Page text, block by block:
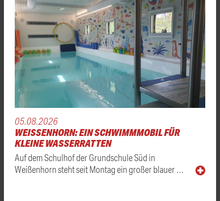
05.08.2026
WEISSENHORN: EIN SCHWIMMMOBIL FÜR K
LEINE WASSERRATTEN
Auf dem Schulhof der Grundschule Süd in
Weißenhorn steht seit Montag ein großer blauer …